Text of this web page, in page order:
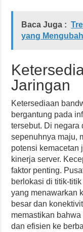
Baca Juga :
yang
Jaringan
Ketersediaan
bergantung pada
tersebut. Di negara
sepenuhnya maju,
potensi kemacetan
kinerja server.
faktor penting.
berlokasi di titik-
yang menawarkan
besar dan
memastikan
dan efisien ke